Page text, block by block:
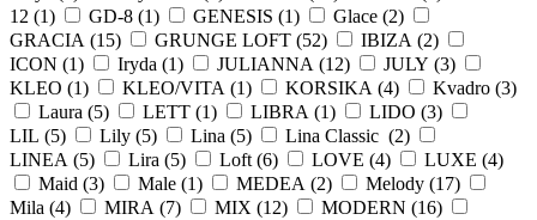
12 (1) GD-8 (1) GENESIS (1) Glace (2)
GRACIA (15) GRUNGE LOFT (52) IBIZA (2)
ICON (1) Iryda (1) JULIANNA (12) JULY (3)
KLEO (1) KLEO/VITA (1) KORSIKA (4) Kvadro (3)
Laura (5) LETT (1) LIBRA (1) LIDO (3)
LIL (5) Lily (5) Lina (5) Lina Classic (2)
LINEA (5) Lira (5) Loft (6) LOVE (4) LUXE (4)
Maid (3) Male (1) MEDEA (2) Melody (17)
Mila (4) MIRA (7) MIX (12) MODERN (16)